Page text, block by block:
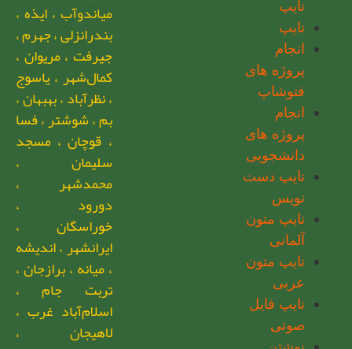
تایپ
تایپ
انجام
پروژه های
فتوشاپ
انجام
پروژه های
دانشجویی
تایپ دست
نویس
تایپ متون
آلمانی
تایپ متون
عربی
تایپ فایل
صوتی
میاندوآب ، ایذه ،
بندرانزلی ، جهرم ،
جیرفت ، مریوان ،
کمال‌شهر ، یاسوج
، نظرآباد ، بهبهان ،
بم ، شوشتر ، فسا
، قوچان ، مسجد
سلیمان ،
محمدشهر ،
دورود ،
خوراسگان ،
ایرانشهر ، اندیشه
، میانه ، برازجان ،
تربت جام ،
اسلام‌آباد غرب ،
لاهیجان ،